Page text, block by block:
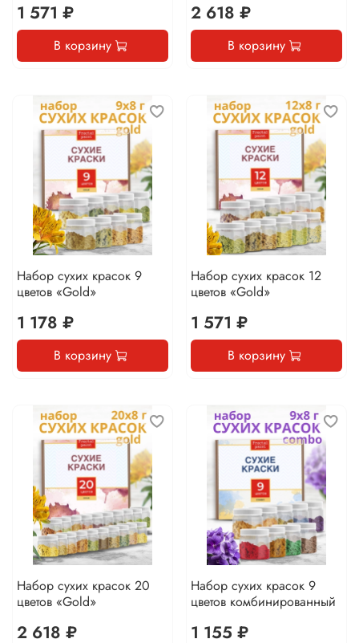
1 571 ₽
В корзину
2 618 ₽
В корзину
Набор сухих красок 9
цветов «Gold»
1 178 ₽
В корзину
Набор сухих красок 12
цветов «Gold»
1 571 ₽
В корзину
Набор сухих красок 20
цветов «Gold»
2 618 ₽
Набор сухих красок 9
цветов комбинированный
1 155 ₽